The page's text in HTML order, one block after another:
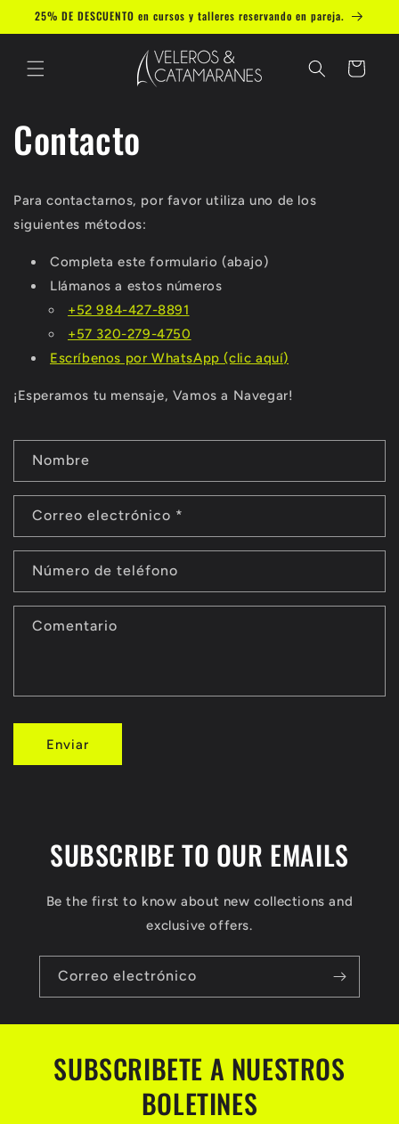
directamente
al contenido
25% DE DESCUENTO en cursos y talleres reservando en pareja.
Carrito
Contacto
Para contactarnos, por favor utiliza uno de los
siguientes métodos:
Completa este formulario (abajo)
Llámanos a estos números
+52 984-427-8891
+57 320-279-4750
Escríbenos por WhatsApp (clic aquí)
¡Esperamos tu mensaje, Vamos a Navegar!
o
r
u
a
r
e
c
Nombre
Correo electrónico *
Número de teléfono
Comentario
Enviar
SUBSCRIBE TO OUR EMAILS
Be the first to know about new collections and
exclusive offers.
Correo electrónico
SUBSCRIBETE A NUESTROS
BOLETINES